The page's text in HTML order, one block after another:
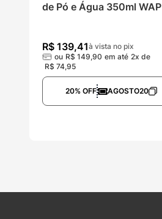
de Pó e Água 350ml WAP
R$ 139,41à vista no pix
ou R$ 149,90 em até 2x de
R$ 74,95
20% OFF AGOSTO20